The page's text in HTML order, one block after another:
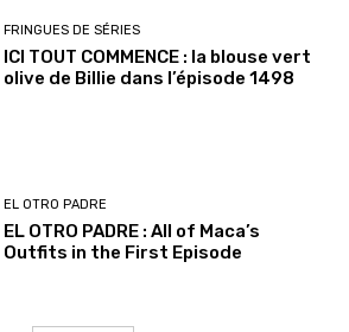
FRINGUES DE SÉRIES
ICI TOUT COMMENCE : la blouse vert
olive de Billie dans l’épisode 1498
EL OTRO PADRE
EL OTRO PADRE : All of Maca’s
Outfits in the First Episode